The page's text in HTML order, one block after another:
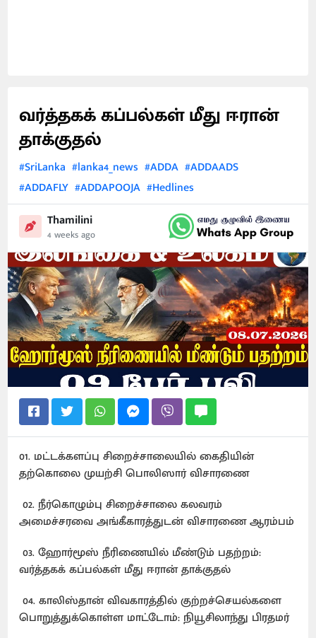
வர்த்தகக் கப்பல்கள் மீது ஈரான்
தாக்குதல்
#SriLanka #lanka4_news #ADDA #ADDAADS
#ADDAFLY #ADDAPOOJA #Hedlines
Thamilini
4 weeks ago
01. மட்டக்களப்பு சிறைச்சாலையில் கைதியின்
தற்கொலை முயற்சி பொலிஸார் விசாரணை
02. நீர்கொழும்பு சிறைச்சாலை கலவரம்
அமைச்சரவை அங்கீகாரத்துடன் விசாரணை ஆரம்பம்
03. ஹோர்மூஸ் நீரிணையில் மீண்டும் பதற்றம்:
வர்த்தகக் கப்பல்கள் மீது ஈரான் தாக்குதல்
04. காலிஸ்தான் விவகாரத்தில் குற்றச்செயல்களை
பொறுத்துக்கொள்ள மாட்டோம்: நியூசிலாந்து பிரதமர்